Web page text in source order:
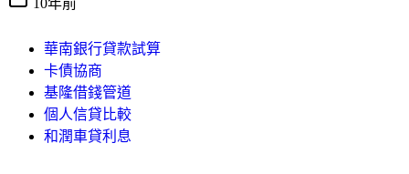
華南銀行貸款試算
卡債協商
基隆借錢管道
個人信貸比較
和潤車貸利息